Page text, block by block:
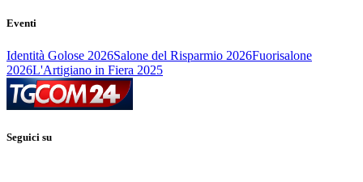
Eventi
Identità Golose 2026Salone del Risparmio 2026Fuorisalone
2026L'Artigiano in Fiera 2025
Seguici su